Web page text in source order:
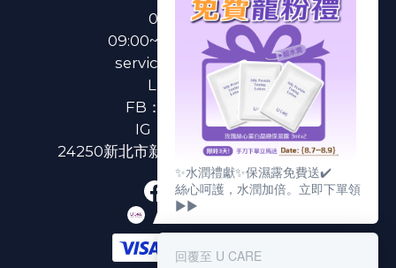
0800-233-233
09:00~18:00(國定假日除外)
service@u-care.com.tw
LINE：
@ucare
FB：
U CARE 美麗粉專
IG：
ucare.tw2002
24250新北市新莊區新北大道二段312號3樓
✨水潤禮獻✨保濕露免費送✔️
絲心呵護，水潤加倍。立即下單領
▶▶
回覆至 U CARE